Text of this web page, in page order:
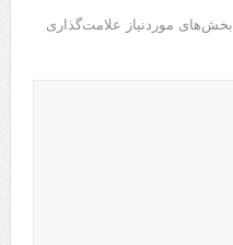
بخش‌های موردنیاز علامت‌گذاری